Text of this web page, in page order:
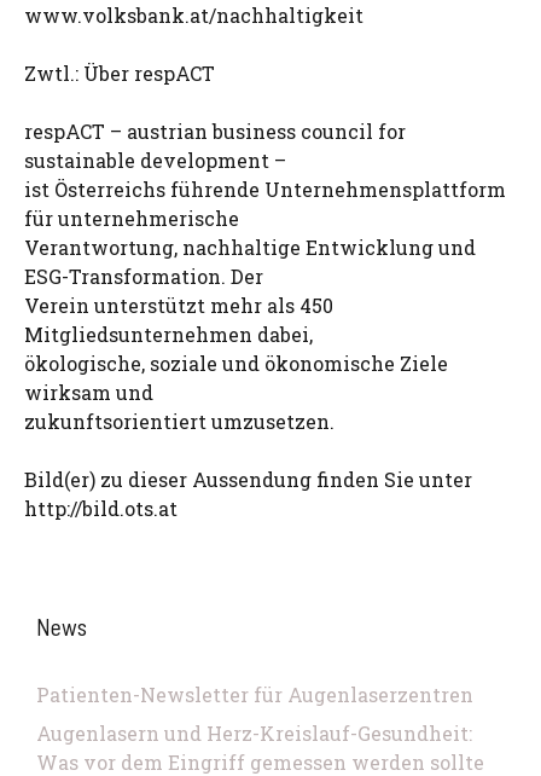
www.volksbank.at/nachhaltigkeit
Zwtl.: Über respACT
respACT – austrian business council for
sustainable development –
ist Österreichs führende Unternehmensplattform
für unternehmerische
Verantwortung, nachhaltige Entwicklung und
ESG-Transformation. Der
Verein unterstützt mehr als 450
Mitgliedsunternehmen dabei,
ökologische, soziale und ökonomische Ziele
wirksam und
zukunftsorientiert umzusetzen.
Bild(er) zu dieser Aussendung finden Sie unter
http://bild.ots.at
News
Patienten-Newsletter für Augenlaserzentren
Augenlasern und Herz-Kreislauf-Gesundheit:
Was vor dem Eingriff gemessen werden sollte